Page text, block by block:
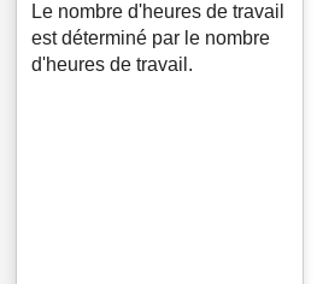
Le nombre d'heures de travail
est déterminé par le nombre
d'heures de travail.